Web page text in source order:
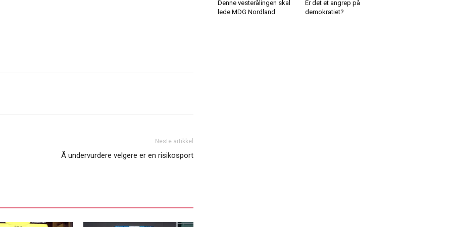
Neste artikkel
Å undervurdere velgere er en risikosport
Denne vesterålingen skal
lede MDG Nordland
Er det et angrep på
demokratiet?